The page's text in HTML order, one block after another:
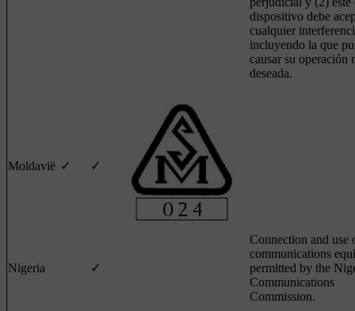
dispositivo debe
cualquier
incluyendo la que
causar su operación
deseada.
Moldavië ✓ ✓
Nigeria ✓
Connection and use
communications
permitted by the
Communications
Commission.